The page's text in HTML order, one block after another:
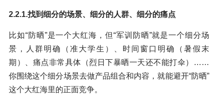
2.2.1.找到细分的场景、细分的人群、细分的痛点
比如“防晒”是一个大红海，但“军训防晒”就是一个细分场
景，人群明确（准大学生）、时间窗口明确（暑假末
期）、痛点非常具体（烈日下暴晒一天还不能打伞）……
你围绕这个细分场景去做产品组合和内容，就能避开“防晒”
这个大红海里的正面竞争。